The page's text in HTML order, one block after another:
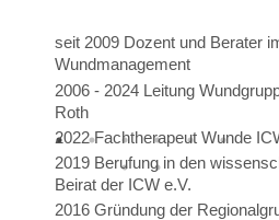
seit 2009 Dozent und Berater
Wundmanagement
2006 - 2024 Leitung
Roth
2022 Fachtherapeut Wunde
2019 Berufung in den
Beirat der ICW e.V.
2016 Gründung der